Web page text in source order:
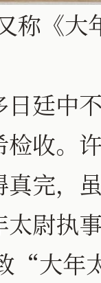
称《
日廷中
收。
完，
尉执
年太